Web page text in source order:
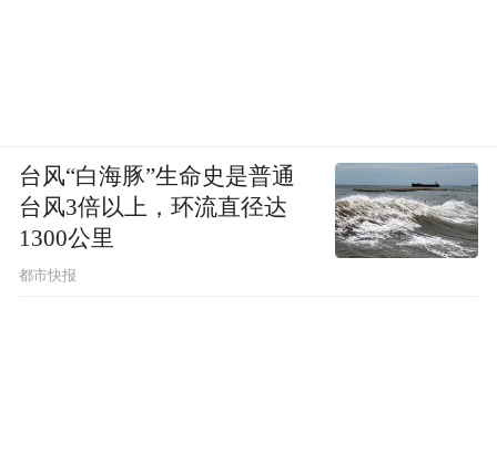
台风“白海豚”生命史是普通
台风3倍以上，环流直径达
1300公里
都市快报